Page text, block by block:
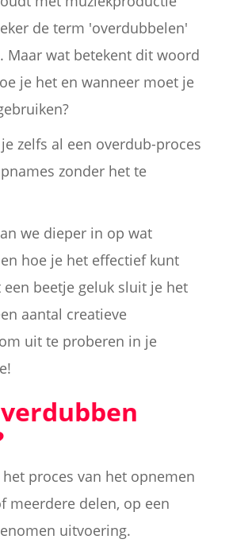
de term 'overdubbelen'
Maar wat betekent dit woord
je het en wanneer moet je
zelfs al een overdub-proces
zonder het te
we dieper in op wat
hoe je het effectief kunt
beetje geluk sluit je het
aantal creatieve
uit te proberen in je
proces van het opnemen
meerdere delen, op een
uitvoering.